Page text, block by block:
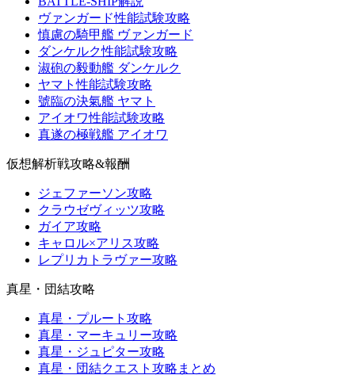
ヴァンガード性能試験攻略
慎慮の騎甲艦 ヴァンガード
ダンケルク性能試験攻略
淑砲の毅動艦 ダンケルク
ヤマト性能試験攻略
號臨の決氣艦 ヤマト
アイオワ性能試験攻略
真遂の極戦艦 アイオワ
仮想解析戦攻略&報酬
ジェファーソン攻略
クラウゼヴィッツ攻略
ガイア攻略
キャロル×アリス攻略
レプリカトラヴァー攻略
真星・団結攻略
真星・プルート攻略
真星・マーキュリー攻略
真星・ジュピター攻略
真星・団結クエスト攻略まとめ